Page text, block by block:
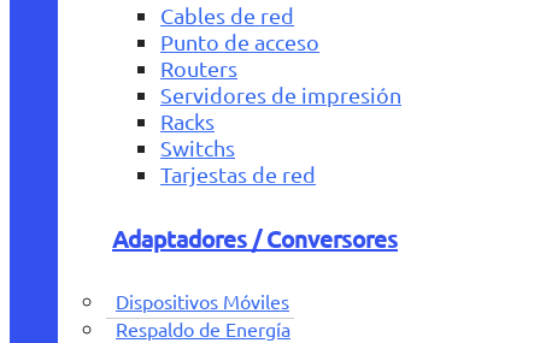
Cables de red
Punto de acceso
Routers
Servidores de impresión
Racks
Switchs
Tarjestas de red
Adaptadores / Conversores
Dispositivos Móviles
Respaldo de Energía